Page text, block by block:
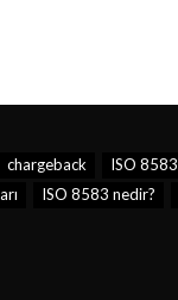
chargeback ISO 8583
ISO 8583 nedir?